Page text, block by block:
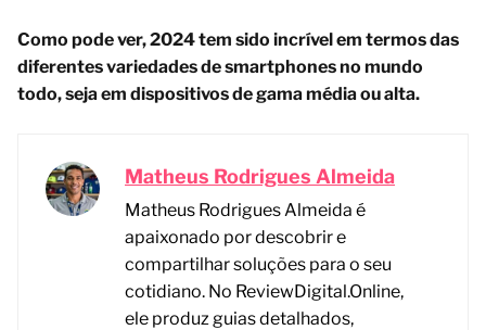
Como pode ver, 2024 tem sido incrível em termos das
diferentes variedades de smartphones no mundo
todo, seja em dispositivos de gama média ou alta.
Matheus Rodrigues Almeida
Matheus Rodrigues Almeida é
apaixonado por descobrir e
compartilhar soluções para o seu
cotidiano. No ReviewDigital.Online,
ele produz guias detalhados,